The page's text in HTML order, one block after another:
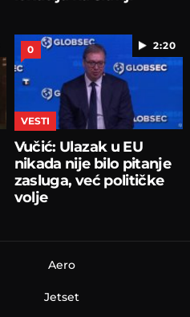
2:20
0
VESTI
Vučić: Ulazak u EU
nikada nije bilo pitanje
zasluga, već političke
volje
Aero
Jetset